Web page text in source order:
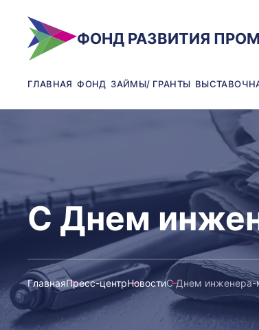
ФОНД РАЗВИТИЯ
ГЛАВНАЯ ФОНД ЗАЙМЫ/ ГРАНТЫ
С Днем
ГлавнаяПресс-центрНовостиС Днем инженера-